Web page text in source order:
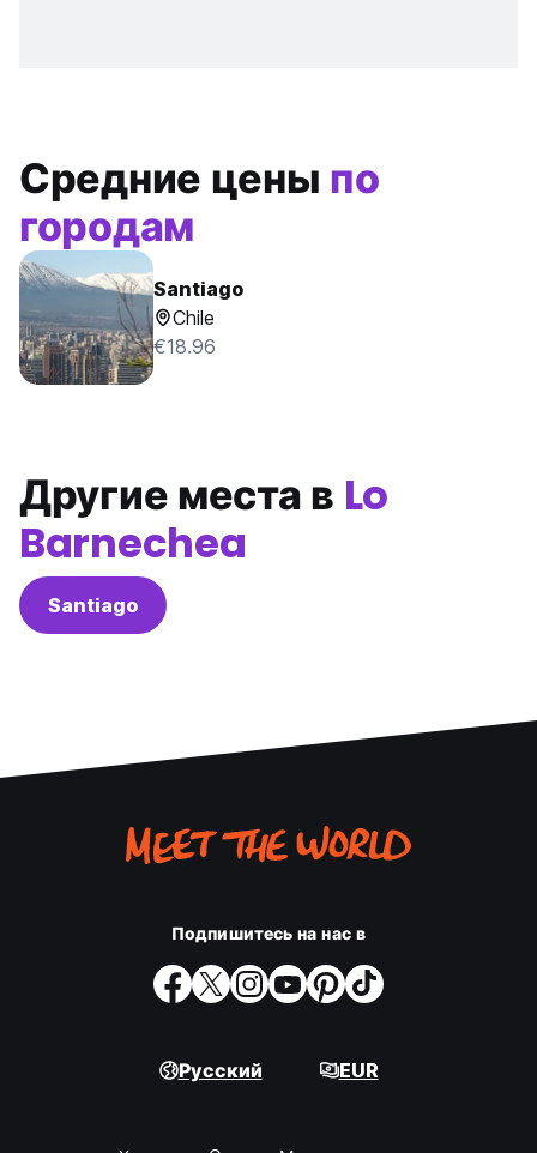
Средние цены по
городам
Santiago
Chile
€18.96
Другие места в Lo
Barnechea
Santiago
Подпишитесь на нас в
Русский EUR